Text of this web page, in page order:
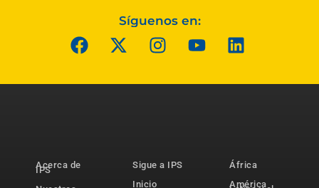
Síguenos en:
Acerca de
IPS
Sigue a IPS
Inicio
África
América